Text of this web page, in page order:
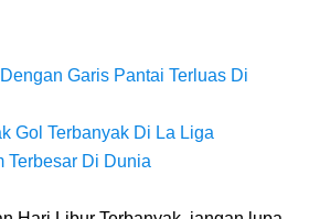
Garis Pantai Terluas Di
Gol Terbanyak Di La Liga
Terbesar Di Dunia